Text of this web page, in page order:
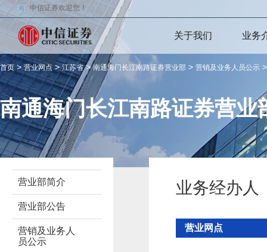
中信证券欢迎您！
关于我们 业务
首页>营业网点>江苏省>南通海门长江南路证券营业部 > 营销及业务人员公示
南通海门长江南路证券营业
营业部简介
营业部公告
营销及业务人
员公示
业务经办人
营业网点